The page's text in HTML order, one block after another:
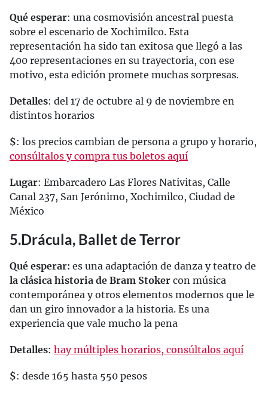
Qué esperar: una cosmovisión ancestral puesta
sobre el escenario de Xochimilco. Esta
representación ha sido tan exitosa que llegó a las
400 representaciones en su trayectoria, con ese
motivo, esta edición promete muchas sorpresas.
Detalles: del 17 de octubre al 9 de noviembre en
distintos horarios
$: los precios cambian de persona a grupo y horario,
consúltalos y compra tus boletos aquí
Lugar: Embarcadero Las Flores Nativitas, Calle
Canal 237, San Jerónimo, Xochimilco, Ciudad de
México
5.Drácula, Ballet de Terror
Qué esperar: es una adaptación de danza y teatro de
la clásica historia de Bram Stoker con música
contemporánea y otros elementos modernos que le
dan un giro innovador a la historia. Es una
experiencia que vale mucho la pena
Detalles: hay múltiples horarios, consúltalos aquí
$: desde 165 hasta 550 pesos